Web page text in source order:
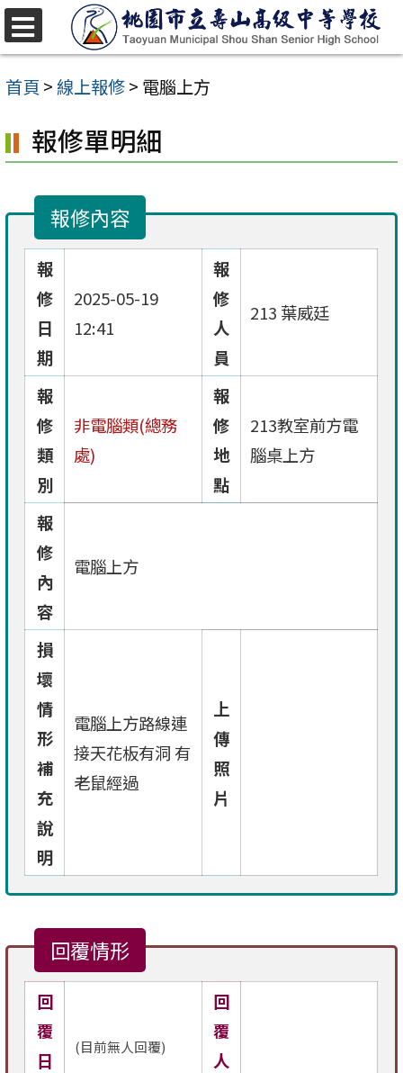
跳
至
主
內
容
首頁 >線上報修> 電腦上方
報修單明細
報修內容
報
修
日
期
2025-05-19
12:41
報
修
人
員
213 葉威廷
報
修
類
別
非電腦類(總務
處)
報
修
地
點
213教室前方電
腦桌上方
報
修
內
容
電腦上方
損
壞
情
形
補
充
說
明
電腦上方路線連
接天花板有洞 有
老鼠經過
上
傳
照
片
回覆情形
回
覆
日
(目前無人回覆)
回
覆
人
選
單